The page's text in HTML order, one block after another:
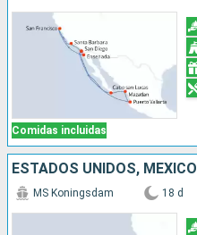
Comidas incluidas
ESTADOS UNIDOS, MÉXICO
MS Koningsdam 18 d